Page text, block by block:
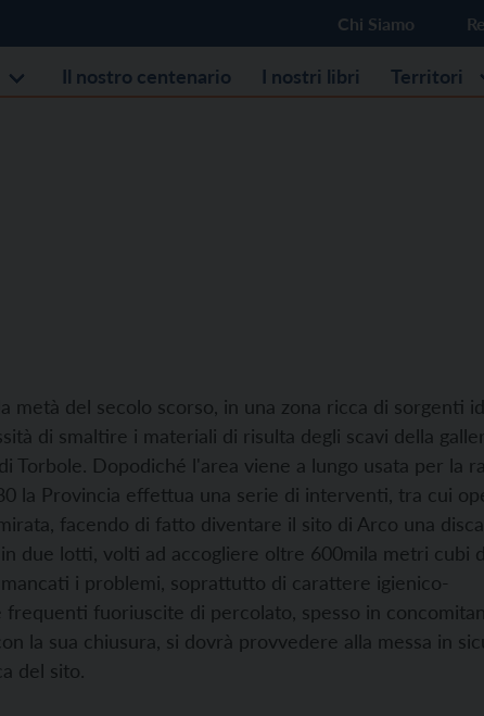
Chi Siamo
Il nostro centenario I nostri libri Territori
metà del secolo scorso, in una zona ricca di sorgenti
di smaltire i materiali di risulta degli scavi della
Torbole. Dopodiché l'area viene a lungo usata per la
la Provincia effettua una serie di interventi, tra cui
facendo di fatto diventare il sito di Arco una
due lotti, volti ad accogliere oltre 600mila metri cubi
i problemi, soprattutto di carattere igienico-
fuoriuscite di percolato, spesso in
la sua chiusura, si dovrà provvedere alla messa in
del sito.